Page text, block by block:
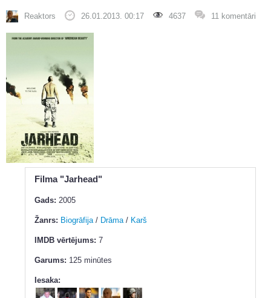
Reaktors 26.01.2013. 00:17 4637 11 komentāri
Filma "Jarhead"
Gads: 2005
Žanrs: Biogrāfija/ Drāma/ Karš
IMDB vērtējums: 7
Garums: 125 minūtes
Iesaka: